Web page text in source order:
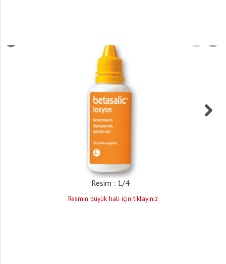
Resim : 1/4
Resmin büyük hali için tıklayınız